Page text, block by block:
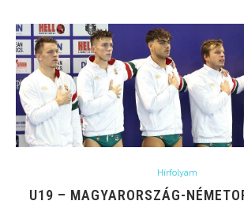
Hírfolyam
U19 – MAGYARORSZÁG-